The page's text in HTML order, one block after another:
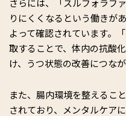
さらには、「スルフォラフ
りにくくなるという働きが
よって確認されています。
取することで、体内の抗酸
け、うつ状態の改善につな
また、腸内環境を整えるこ
されており、メンタルケア